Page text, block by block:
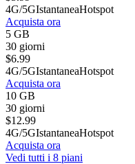
4G/5GIstantaneaHotspot
Acquista ora
5 GB
30 giorni
$6.99
4G/5GIstantaneaHotspot
Acquista ora
10 GB
30 giorni
$12.99
4G/5GIstantaneaHotspot
Acquista ora
Vedi tutti i 8 piani